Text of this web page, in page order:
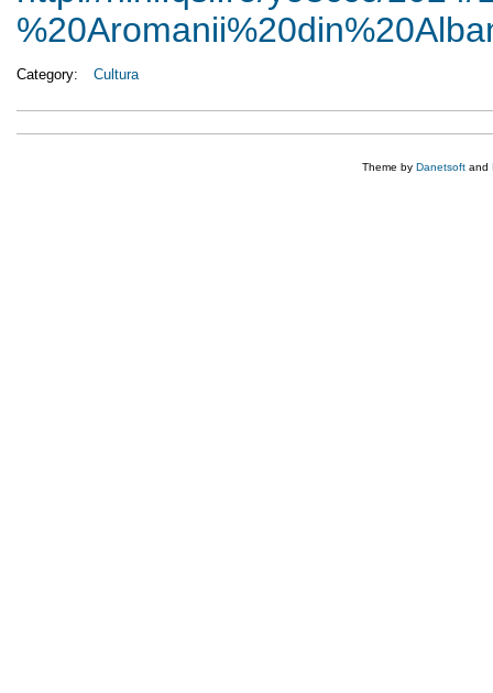
%20Aromanii%20din%
Category: Cultura
Theme by Danetsoft and